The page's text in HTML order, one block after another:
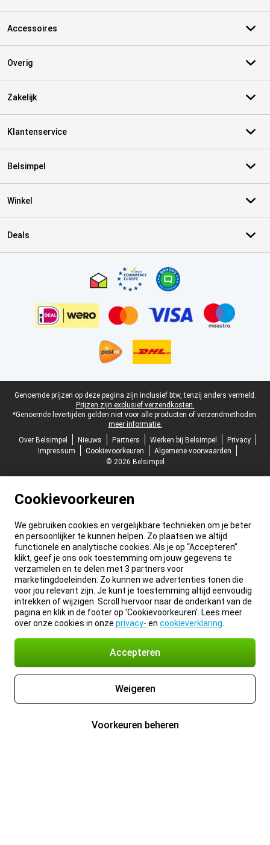
Accessoires
Overig
Zakelijk
Klantenservice
Belsimpel
Winkel
Deals
Juridische voettekst
Genoemde prijzen op deze pagina zijn inclusief btw, tenzij anders vermeld.
Prijzen zijn exclusief verzendkosten.
*Genoemde levertijden gelden niet voor alle producten of verzendmethoden:
meer informatie.
Over Belsimpel
Nieuws Partners Werken bij Belsimpel
Privacy
Impressum
Cookievoorkeuren
Algemene voorwaarden
© 2026 Belsimpel
Cookievoorkeuren
We gebruiken cookies en vergelijkbare technieken om je beter
en persoonlijker te kunnen helpen. Zo plaatsen we altijd
functionele en analytische cookies. Als je op “Accepteren”
klikt, geef je ons ook toestemming om jouw gegevens te
verzamelen en te delen met 3 partners voor
marketingdoeleinden. Zo kunnen we advertenties tonen die
voor jou relevant zijn. Je kunt je toestemming altijd eenvoudig
intrekken of wijzigen. Scroll hiervoor naar de onderkant van de
pagina en klik in de footer op 'Cookievoorkeuren'. Lees meer
over onze cookies in onze privacy- en cookieverklaring
Accepteren
Weigeren
Voorkeuren beheren